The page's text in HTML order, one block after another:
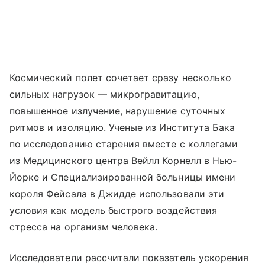
Космический полет сочетает сразу несколько
сильных нагрузок — микрогравитацию,
повышенное излучение, нарушение суточных
ритмов и изоляцию. Ученые из Института Бака
по исследованию старения вместе с коллегами
из Медицинского центра Вейлл Корнелл в Нью-
Йорке и Специализированной больницы имени
короля Фейсала в Джидде использовали эти
условия как модель быстрого воздействия
стресса на организм человека.
Исследователи рассчитали показатель ускорения